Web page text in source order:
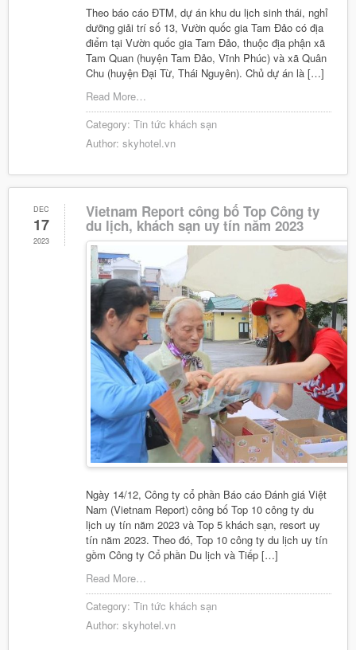
Theo báo cáo ĐTM, dự án khu du lịch sinh thái, nghỉ
dưỡng giải trí số 13, Vườn quốc gia Tam Đảo có địa
điểm tại Vườn quốc gia Tam Đảo, thuộc địa phận xã
Tam Quan (huyện Tam Đảo, Vĩnh Phúc) và xã Quân
Chu (huyện Đại Từ, Thái Nguyên). Chủ dự án là […]
Read More…
Category:Tin tức khách sạn
Author:skyhotel.vn
DEC
17
2023
Vietnam Report công bố Top Công ty
du lịch, khách sạn uy tín năm 2023
Ngày 14/12, Công ty cổ phần Báo cáo Đánh giá Việt
Nam (Vietnam Report) công bố Top 10 công ty du
lịch uy tín năm 2023 và Top 5 khách sạn, resort uy
tín năm 2023. Theo đó, Top 10 công ty du lịch uy tín
gồm Công ty Cổ phần Du lịch và Tiếp […]
Read More…
Category:Tin tức khách sạn
Author:skyhotel.vn